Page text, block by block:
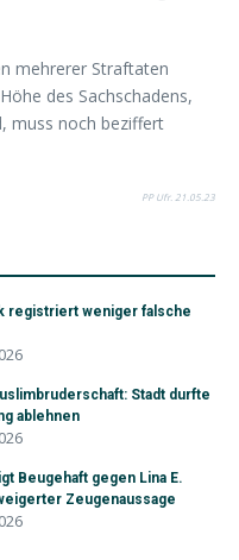
mehrerer Straftaten
des Sachschadens,
muss noch beziffert
PP Ufr. 21.05.23
registriert weniger falsche
Stadt durfte
ablehnen
Beugehaft gegen Lina E.
Zeugenaussage